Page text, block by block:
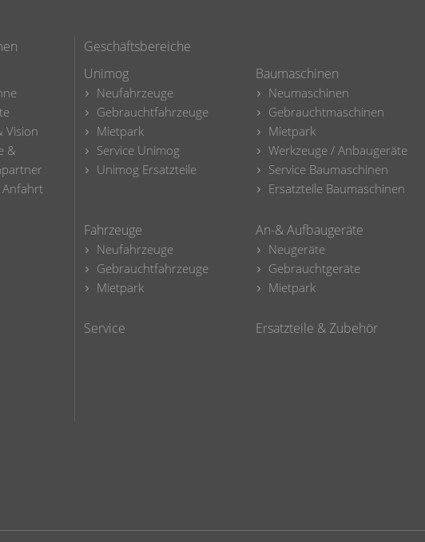
Vision
&
Geschäftsbereiche
Unimog
Neufahrzeuge
Gebrauchtfahrzeuge
Mietpark
Service Unimog
Unimog Ersatzteile
Fahrzeuge
Neufahrzeuge
Gebrauchtfahrzeuge
Mietpark
Service
Baumaschinen
Neumaschinen
Gebrauchtmaschinen
Mietpark
Werkzeuge / Anbaugeräte
Service Baumaschinen
Ersatzteile Baumaschinen
An-& Aufbaugeräte
Neugeräte
Gebrauchtgeräte
Mietpark
Ersatzteile & Zubehör